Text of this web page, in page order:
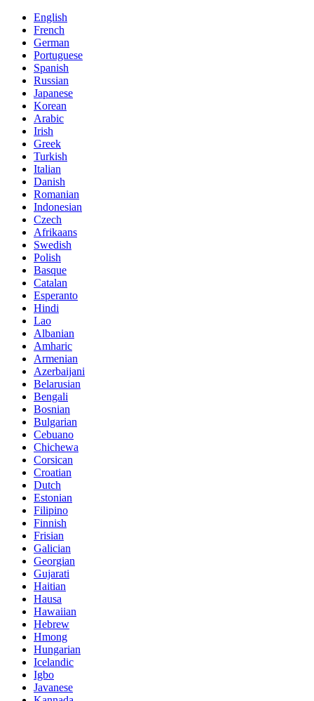
English
French
German
Portuguese
Spanish
Russian
Japanese
Korean
Arabic
Irish
Greek
Turkish
Italian
Danish
Romanian
Indonesian
Czech
Afrikaans
Swedish
Polish
Basque
Catalan
Esperanto
Hindi
Lao
Albanian
Amharic
Armenian
Azerbaijani
Belarusian
Bengali
Bosnian
Bulgarian
Cebuano
Chichewa
Corsican
Croatian
Dutch
Estonian
Filipino
Finnish
Frisian
Galician
Georgian
Gujarati
Haitian
Hausa
Hawaiian
Hebrew
Hmong
Hungarian
Icelandic
Igbo
Javanese